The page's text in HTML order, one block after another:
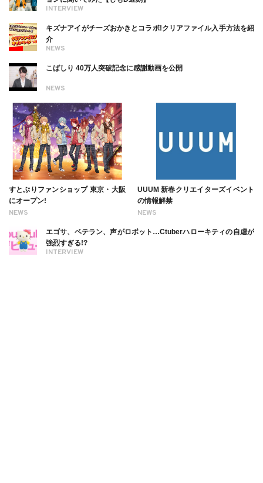
INTERVIEW
NEWS
キズナアイがチーズおかきとコラボ!クリアファイル入手方法を紹
介
NEWS
こばしり 40万人突破記念に感謝動画を公開
NEWS
すとぷりファンショップ 東京・大阪
にオープン!
NEWS
UUUM 新春クリエイターズイベント
の情報解禁
INTERVIEW
エゴサ、ベテラン、声がロボット…Ctuberハローキティの自虐が
強烈すぎる!?